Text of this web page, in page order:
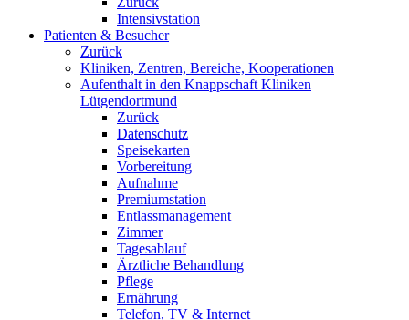
Intensivstation
Patienten & Besucher
Zurück
Kliniken, Zentren, Bereiche, Kooperationen
Aufenthalt in den Knappschaft Kliniken
Lütgendortmund
Zurück
Datenschutz
Speisekarten
Vorbereitung
Aufnahme
Premiumstation
Entlassmanagement
Zimmer
Tagesablauf
Ärztliche Behandlung
Pflege
Ernährung
Telefon, TV & Internet